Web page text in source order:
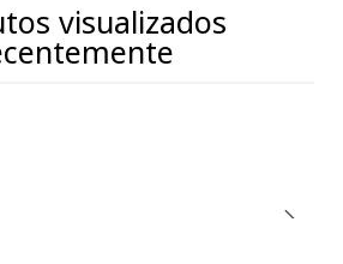
visualizados